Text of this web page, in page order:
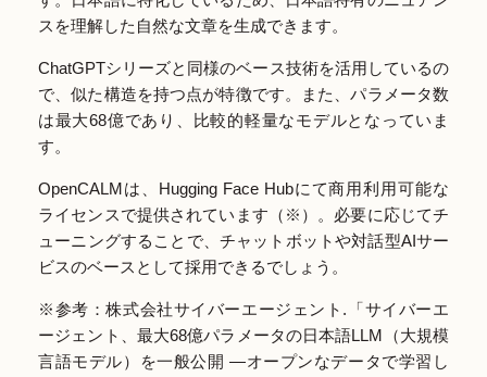
スを理解した自然な文章を生成できます。
ChatGPTシリーズと同様のベース技術を活用しているの
で、似た構造を持つ点が特徴です。また、パラメータ数
は最大68億であり、比較的軽量なモデルとなっていま
す。
OpenCALMは、Hugging Face Hubにて商用利用可能な
ライセンスで提供されています（※）。必要に応じてチ
ューニングすることで、チャットボットや対話型AIサー
ビスのベースとして採用できるでしょう。
※参考：株式会社サイバーエージェント.「サイバーエ
ージェント、最大68億パラメータの日本語LLM（大規模
言語モデル）を一般公開 ―オープンなデータで学習し